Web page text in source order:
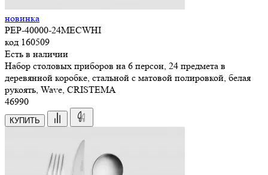
новинка
PEP-40000-24MECWHI
код 160509
Есть в наличии
Набор столовых приборов на 6 персон, 24 предмета в
деревянной коробке, стальной с матовой полировкой, белая
рукоять, Wave, CRISTEMA
46990
КУПИТЬ